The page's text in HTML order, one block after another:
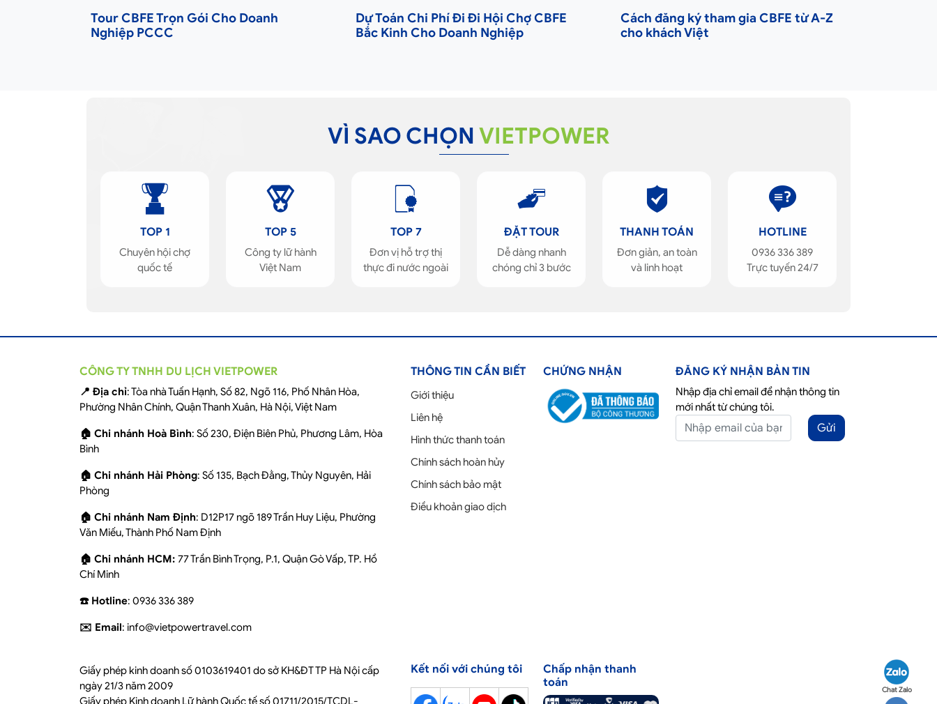
Chat Zalo
Tour CBFE Trọn Gói Cho Doanh
Nghiệp PCCC
Dự Toán Chi Phí Đi Đi Hội Chợ CBFE
Bắc Kinh Cho Doanh Nghiệp
Cách đăng ký tham gia CBFE từ A-Z
cho khách Việt
VÌ SAO CHỌN VIETPOWER
TOP 1
Chuyên hội chợ
quốc tế
TOP 5
Công ty lữ hành
Việt Nam
TOP 7
Đơn vị hỗ trợ thị
thực đi nước ngoài
ĐẶT TOUR
Dễ dàng nhanh
chóng chỉ 3 bước
THANH TOÁN
Đơn giản, an toàn
và linh hoạt
HOTLINE
0936 336 389
Trực tuyến 24/7
CÔNG TY TNHH DU LỊCH VIETPOWER
📍 Địa chỉ: Tòa nhà Tuấn Hạnh, Số 82, Ngõ 116, Phố Nhân Hòa,
Phường Nhân Chính, Quận Thanh Xuân, Hà Nội, Việt Nam
🏠 Chi nhánh Hoà Bình: Số 230, Điện Biên Phủ, Phương Lâm, Hòa
Bình
🏠 Chi nhánh Hải Phòng: Số 135, Bạch Đằng, Thủy Nguyên, Hải
Phòng
🏠 Chi nhánh Nam Định: D12P17 ngõ 189 Trần Huy Liệu, Phường
Văn Miếu, Thành Phố Nam Định
🏠 Chi nhánh HCM: 77 Trần Bình Trọng, P.1, Quận Gò Vấp, TP. Hồ
Chí Minh
☎️ Hotline: 0936 336 389
✉️ Email: info@vietpowertravel.com
THÔNG TIN CẦN BIẾT
Giới thiệu
Liên hệ
Hình thức thanh toán
Chính sách hoàn hủy
Chính sách bảo mật
Điều khoản giao dịch
CHỨNG NHẬN ĐĂNG KÝ NHẬN BẢN TIN
Nhập địa chỉ email để nhận thông tin
mới nhất từ chúng tôi.
Gửi
Giấy phép kinh doanh số 0103619401 do sở KH&ĐT TP Hà Nội cấp
ngày 21/3 năm 2009
Giấy phép Kinh doanh Lữ hành Quốc tế số 01711/2015/TCDL-
Kết nối với chúng tôi
Chấp nhận thanh
toán